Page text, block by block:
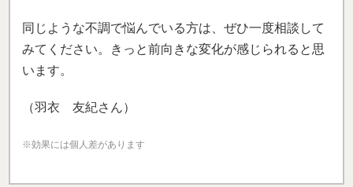
同じような不調で悩んでいる方は、ぜひ一度相談して
みてください。きっと前向きな変化が感じられると思
います。
（羽衣 友紀さん）
※効果には個人差があります